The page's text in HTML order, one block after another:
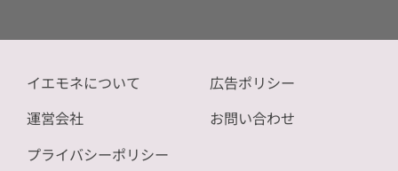
イエモネについて
運営会社
プライバシーポリシー
広告ポリシー
お問い合わせ